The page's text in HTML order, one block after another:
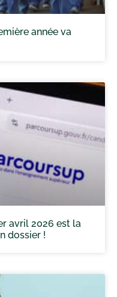
année va
avril 2026 est la
dossier !